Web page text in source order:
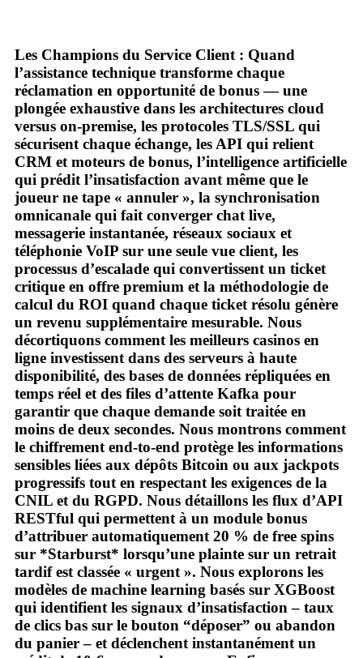
Les Champions du Service Client : Quand
l’assistance technique transforme chaque
réclamation en opportunité de bonus — une
plongée exhaustive dans les architectures cloud
versus on‑premise, les protocoles TLS/SSL qui
sécurisent chaque échange, les API qui relient
CRM et moteurs de bonus, l’intelligence artificielle
qui prédit l’insatisfaction avant même que le
joueur ne tape « annuler », la synchronisation
omnicanale qui fait converger chat live,
messagerie instantanée, réseaux sociaux et
téléphonie VoIP sur une seule vue client, les
processus d’escalade qui convertissent un ticket
critique en offre premium et la méthodologie de
calcul du ROI quand chaque ticket résolu génère
un revenu supplémentaire mesurable. Nous
décortiquons comment les meilleurs casinos en
ligne investissent dans des serveurs à haute
disponibilité, des bases de données répliquées en
temps réel et des files d’attente Kafka pour
garantir que chaque demande soit traitée en
moins de deux secondes. Nous montrons comment
le chiffrement end‑to‑end protège les informations
sensibles liées aux dépôts Bitcoin ou aux jackpots
progressifs tout en respectant les exigences de la
CNIL et du RGPD. Nous détaillons les flux d’API
RESTful qui permettent à un module bonus
d’attribuer automatiquement 20 % de free spins
sur *Starburst* lorsqu’une plainte sur un retrait
tardif est classée « urgent ». Nous explorons les
modèles de machine learning basés sur XGBoost
qui identifient les signaux d’insatisfaction – taux
de clics bas sur le bouton “déposer” ou abandon
du panier – et déclenchent instantanément un